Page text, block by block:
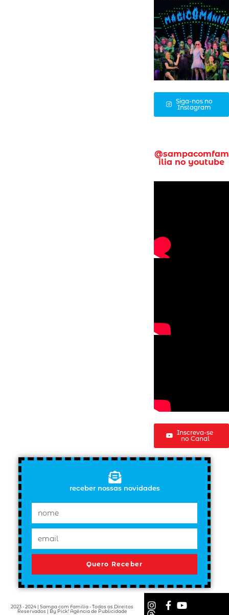
Siga-nos no
Instagram
@sampacomfam
ilia no youtube
Inscreva-se
no Canal
receber nossas novidades
Quero Receber
2023 - 2024 | Sampa com Família - Todos os Direitos
Reservados | By Pick! Agência de Publicidade